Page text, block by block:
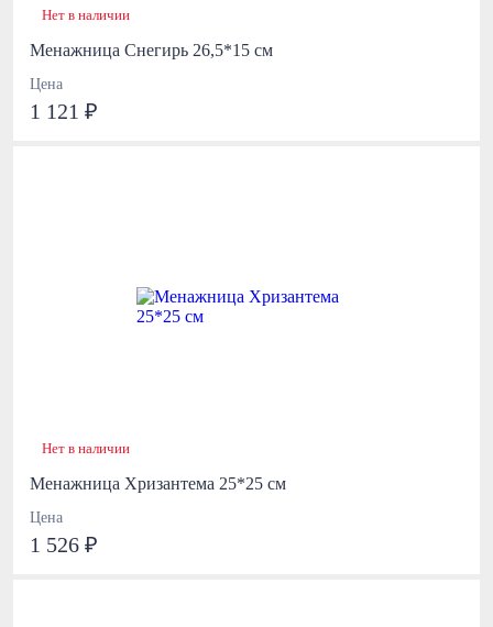
Нет в наличии
Менажница Снегирь 26,5*15 см
Цена
1 121 ₽
Нет в наличии
Менажница Хризантема 25*25 см
Цена
1 526 ₽